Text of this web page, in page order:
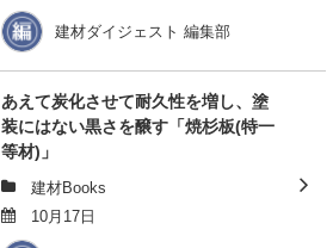
建材ダイジェスト 編集部
あえて炭化させて耐久性を増し、塗
装にはない黒さを醸す「焼杉板(特一
等材)」
建材Books
10月17日